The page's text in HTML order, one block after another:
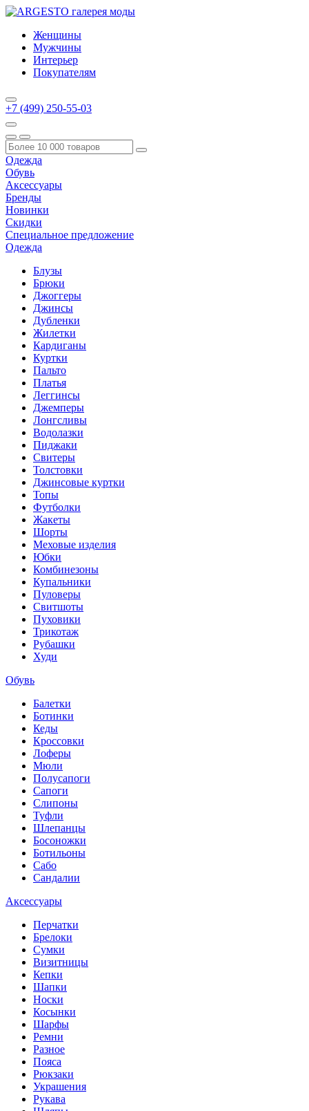
Женщины
Мужчины
Интерьер
Покупателям
+7 (499) 250-55-03
Одежда
Обувь
Аксессуары
Бренды
Новинки
Скидки
Специальное предложение
Одежда
Блузы
Брюки
Джоггеры
Джинсы
Дубленки
Жилетки
Кардиганы
Куртки
Пальто
Платья
Леггинсы
Джемперы
Лонгсливы
Водолазки
Пиджаки
Свитеры
Толстовки
Джинсовые куртки
Топы
Футболки
Жакеты
Шорты
Меховые изделия
Юбки
Комбинезоны
Купальники
Пуловеры
Свитшоты
Пуховики
Трикотаж
Рубашки
Худи
Обувь
Балетки
Ботинки
Кеды
Кроссовки
Лоферы
Мюли
Полусапоги
Сапоги
Слипоны
Туфли
Шлепанцы
Босоножки
Ботильоны
Сабо
Сандалии
Аксессуары
Перчатки
Брелоки
Сумки
Визитницы
Кепки
Шапки
Носки
Косынки
Шарфы
Ремни
Разное
Пояса
Рюкзаки
Украшения
Рукава